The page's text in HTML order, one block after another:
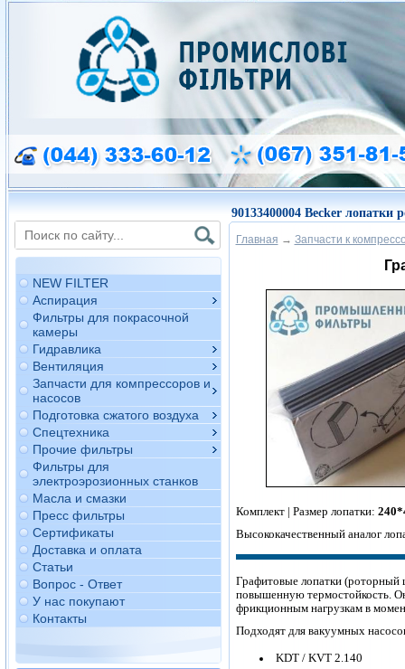
NEW FILTER
Аспирация
Фильтры для покрасочной
камеры
Гидравлика
Вентиляция
Запчасти для компрессоров и
насосов
Подготовка сжатого воздуха
Спецтехника
Прочие фильтры
Фильтры для
электроэрозионных станков
Масла и смазки
Пресс фильтры
Сертификаты
Доставка и оплата
Статьи
Вопрос - Ответ
У нас покупают
Контакты
90133400004 Becker лопатки
Главная → Запчасти к
Комплект | Размер лопатки:
Высококачественный аналог
Графитовые лопатки
повышенную термостойкость.
фрикционным нагрузкам в
Подходят для вакуумных
KDT / KVT 2.140